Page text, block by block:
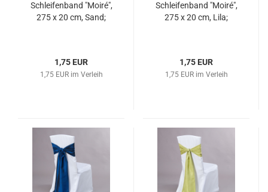
Schleifenband "Moiré",
275 x 20 cm, Sand;
1,75 EUR
1,75 EUR im Verleih
Schleifenband "Moiré",
275 x 20 cm, Lila;
1,75 EUR
1,75 EUR im Verleih